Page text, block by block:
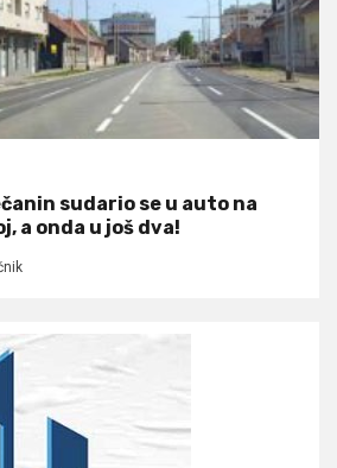
sudario se u auto na
a onda u još dva!